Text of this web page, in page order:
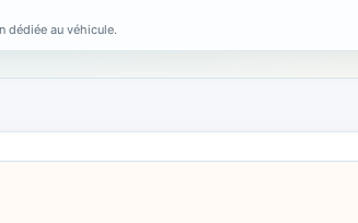
dédiée au véhicule.